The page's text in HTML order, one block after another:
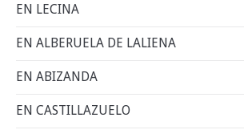
EN LECINA
EN ALBERUELA DE LALIENA
EN ABIZANDA
EN CASTILLAZUELO